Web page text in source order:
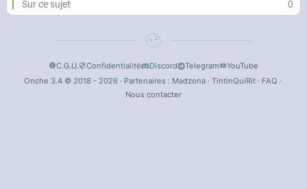
Sur ce sujet 0
C.G.U. Confidentialité Discord Telegram
YouTube
Onche 3.4 © 2018 - 2026 · Partenaires : Madzona· TintinQuiRit· FAQ ·
Nous contacter